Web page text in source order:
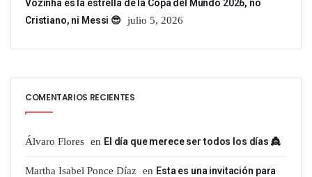
Vozinha es la estrella de la Copa del Mundo 2026, no
Cristiano, ni Messi 😎
julio 5, 2026
COMENTARIOS RECIENTES
Álvaro Flores en El día que merece ser todos los días 👸
Martha Isabel Ponce Díaz en Esta es una invitación para